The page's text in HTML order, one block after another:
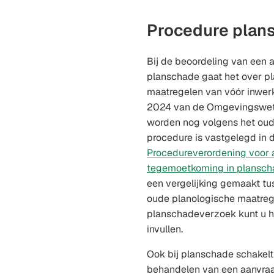
Procedure
Bij de beoordeling van een
planschade gaat het over
maatregelen van vóór
2024 van de
worden nog volgens het
procedure is vastgelegd in
Procedureverordening voor
tegemoetkoming in
een vergelijking gemaakt
oude planologische
planschadeverzoek kunt u
invullen.
Ook bij planschade
behandelen van een